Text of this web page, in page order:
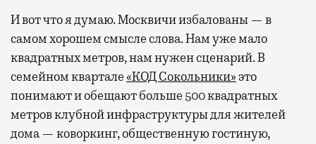
И вот что я думаю. Москвичи избалованы — в
самом хорошем смысле слова. Нам уже мало
квадратных метров, нам нужен сценарий. В
семейном квартале«КОД Сокольники»это
понимают и обещают больше 500 квадратных
метров клубной инфраструктуры для жителей
дома — коворкинг, общественную гостиную,